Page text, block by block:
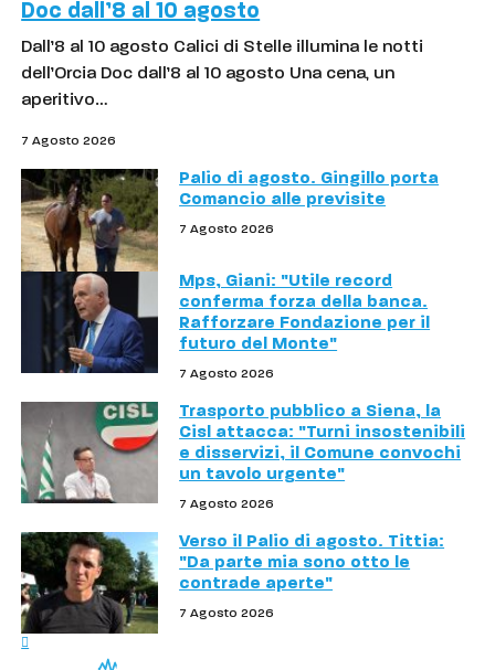
Doc dall’8 al 10 agosto
Dall’8 al 10 agosto Calici di Stelle illumina le notti
dell’Orcia Doc dall’8 al 10 agosto Una cena, un
aperitivo…
7 Agosto 2026
Palio di agosto. Gingillo porta
Comancio alle previsite
7 Agosto 2026
Mps, Giani: "Utile record
conferma forza della banca.
Rafforzare Fondazione per il
futuro del Monte"
7 Agosto 2026
Trasporto pubblico a Siena, la
Cisl attacca: "Turni insostenibili
e disservizi, il Comune convochi
un tavolo urgente"
7 Agosto 2026
Verso il Palio di agosto. Tittia:
"Da parte mia sono otto le
contrade aperte"
7 Agosto 2026